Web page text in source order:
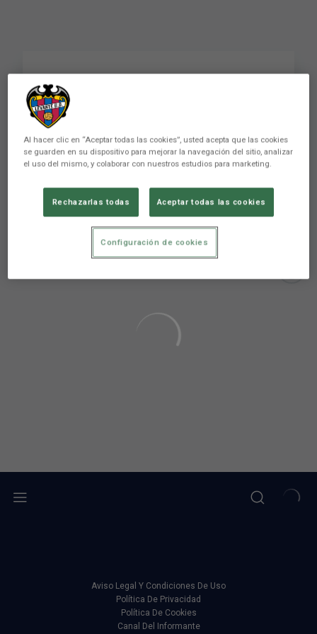
Bardhi: "Tenía muchas
ganas de volver"
Bardhi: "Tenía muchas ganas de volver"
Aviso Legal Y Condiciones De Uso
Política De Privacidad
Política De Cookies
Canal Del Informante
Al hacer clic en “Aceptar todas las cookies”, usted acepta que las cookies
se guarden en su dispositivo para mejorar la navegación del sitio, analizar
el uso del mismo, y colaborar con nuestros estudios para marketing.
Rechazarlas todas Aceptar todas las cookies
Configuración de cookies